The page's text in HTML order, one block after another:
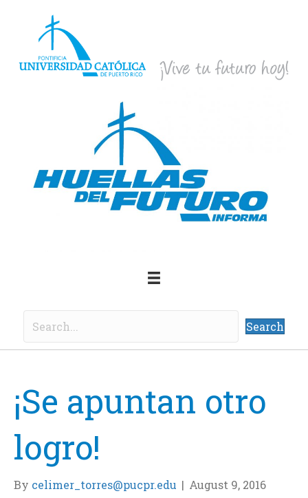
Search
¡Se apuntan otro
logro!
By celimer_torres@pucpr.edu | August 9, 2016